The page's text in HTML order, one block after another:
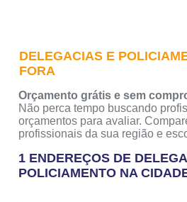
DELEGACIAS E
FORA
Orçamento grátis e sem
Não perca tempo buscando
orçamentos para avaliar.
profissionais da sua região e
1 ENDEREÇOS DE
POLICIAMENTO NA